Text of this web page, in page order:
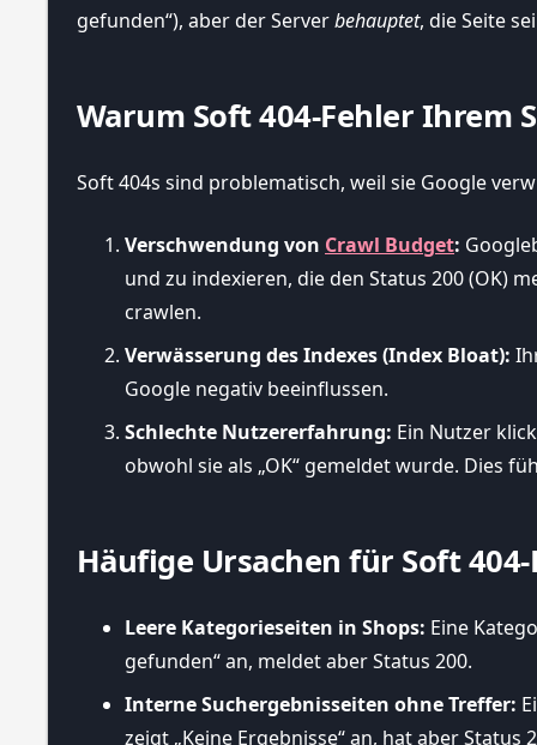
gefunden“), aber der Serverbehauptet, die Seite
Warum Soft 404-Fehler Ihrem
Soft 404s sind problematisch, weil sie Google
Verschwendung von Crawl Budget:
und zu indexieren, die den Status 200 (OK)
crawlen.
Verwässerung des Indexes (Index Bloat):
Google negativ beeinflussen.
Schlechte Nutzererfahrung: Ein Nutzer
obwohl sie als „OK“ gemeldet wurde. Dies
Häufige Ursachen für Soft
Leere Kategorieseiten in Shops: Eine
gefunden“ an, meldet aber Status 200.
Interne Suchergebnisseiten ohne Treffer:
zeigt „Keine Ergebnisse“ an, hat aber Status